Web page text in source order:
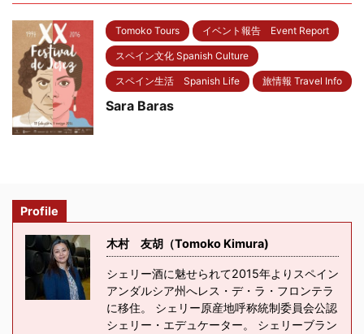
Tomoko Tours イベント報告 Event Report
スペイン文化 Spanish Culture
スペイン生活 Spanish Life 旅情報 Travel Info
Sara Baras
Profile
木村 友胡（Tomoko Kimura)
シェリー酒に魅せられて2015年よりスペイン
アンダルシア州へレス・デ・ラ・フロンテラ
に移住。 シェリー原産地呼称統制委員会公認
シェリー・エデュケーター。 シェリーブラン